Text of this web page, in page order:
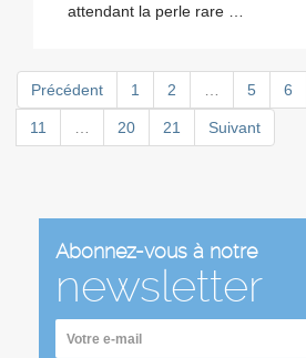
attendant la perle rare …
Précédent 1 2 … 5 6
11 … 20 21 Suivant
Abonnez-vous à notre
newsletter